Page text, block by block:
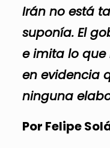
Irán no está
suponía. El
e imita lo
en evidencia
ninguna
Por Felipe